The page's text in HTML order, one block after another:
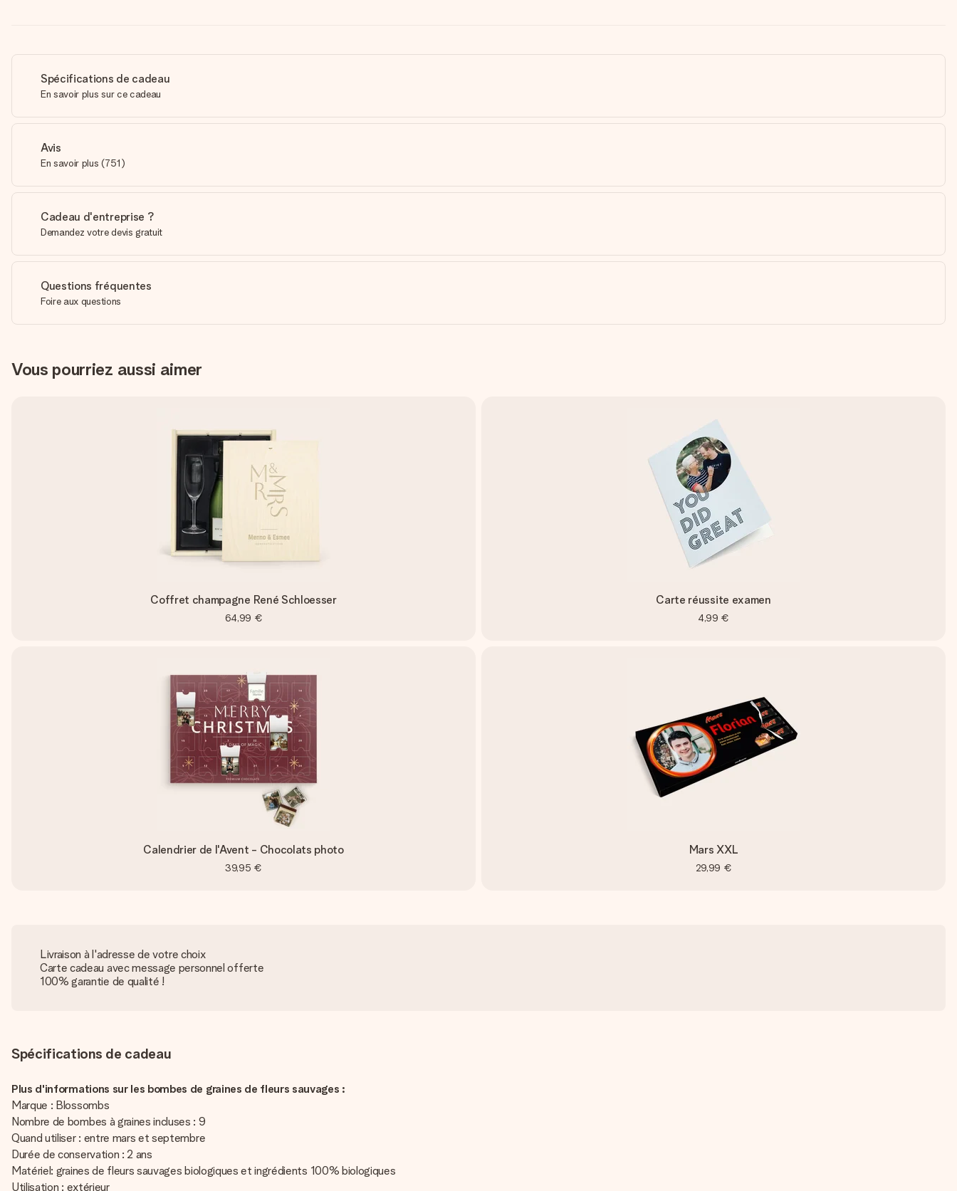
Spécifications de cadeau
En savoir plus sur ce cadeau
Avis
En savoir plus (751)
Cadeau d'entreprise ?
Demandez votre devis gratuit
Questions fréquentes
Foire aux questions
Vous pourriez aussi aimer
Coffret champagne René Schloesser
64,99 €
Carte réussite examen
4,99 €
Calendrier de l'Avent - Chocolats photo
39,95 €
Mars XXL
29,99 €
Livraison à l'adresse de votre choix
Carte cadeau avec message personnel offerte
100% garantie de qualité !
Spécifications de cadeau
Plus d'informations sur les bombes de graines de fleurs sauvages :
Marque : Blossombs
Nombre de bombes à graines incluses : 9
Quand utiliser : entre mars et septembre
Durée de conservation : 2 ans
Matériel: graines de fleurs sauvages biologiques et ingrédients 100% biologiques
Utilisation : extérieur